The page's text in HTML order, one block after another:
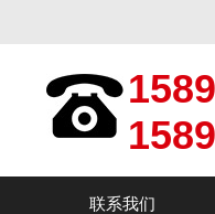
联系我们